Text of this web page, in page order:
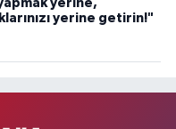
yerine,
yerine getirin!"